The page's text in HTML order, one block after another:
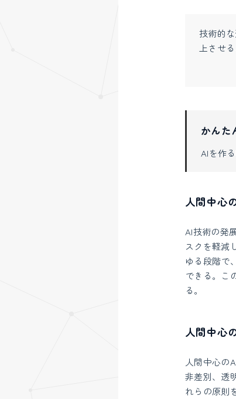
技術的
上させる
かんた
AIを作
人間中心
AI技術の発
スクを軽減
ゆる段階で
できる。こ
る。
人間中心
人間中心の
非差別、透
れらの原則